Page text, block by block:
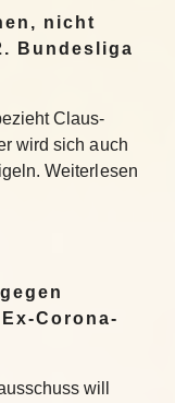
nicht
Bundesliga
Claus-
wird sich auch
Weiterlesen
Corona-
will